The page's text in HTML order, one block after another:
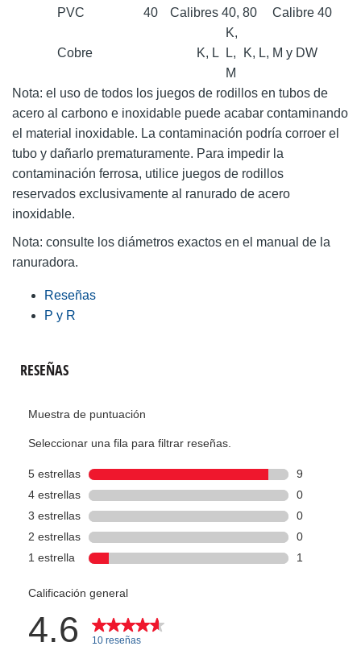
PVC
40 Calibres 40, 80 Calibre 40
Cobre K, L
K,
L,
M
K, L, M y DW
Nota: el uso de todos los juegos de rodillos en tubos de
acero al carbono e inoxidable puede acabar contaminando
el material inoxidable. La contaminación podría corroer el
tubo y dañarlo prematuramente. Para impedir la
contaminación ferrosa, utilice juegos de rodillos
reservados exclusivamente al ranurado de acero
inoxidable.
Nota: consulte los diámetros exactos en el manual de la
ranuradora.
Reseñas
P y R